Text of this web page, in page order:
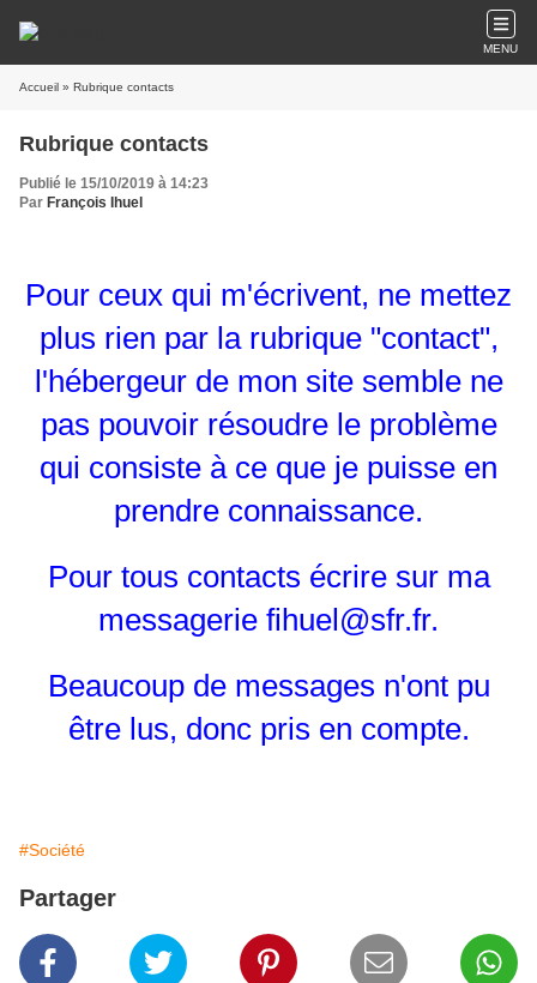
MENU
Accueil » Rubrique contacts
Rubrique contacts
Publié le 15/10/2019 à 14:23
Par François Ihuel
Pour ceux qui m'écrivent, ne mettez
plus rien par la rubrique "contact",
l'hébergeur de mon site semble ne
pas pouvoir résoudre le problème
qui consiste à ce que je puisse en
prendre connaissance.
Pour tous contacts écrire sur ma
messagerie fihuel@sfr.fr.
Beaucoup de messages n'ont pu
être lus, donc pris en compte.
#Société
Partager